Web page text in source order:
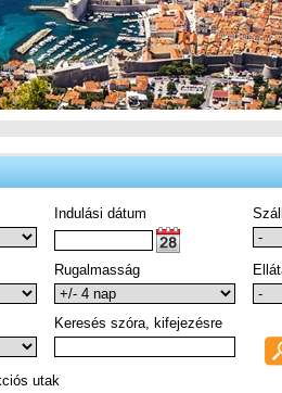
Indulási dátum
Rugalmasság
Keresés szóra, kifejezésre
utak